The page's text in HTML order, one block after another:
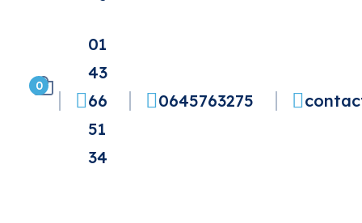
0
01
43
66
51
34
0645763275